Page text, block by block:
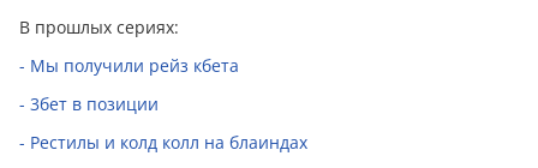
В прошлых сериях:
- Мы получили рейз кбета
- 3бет в позиции
- Рестилы и колд колл на блаиндах